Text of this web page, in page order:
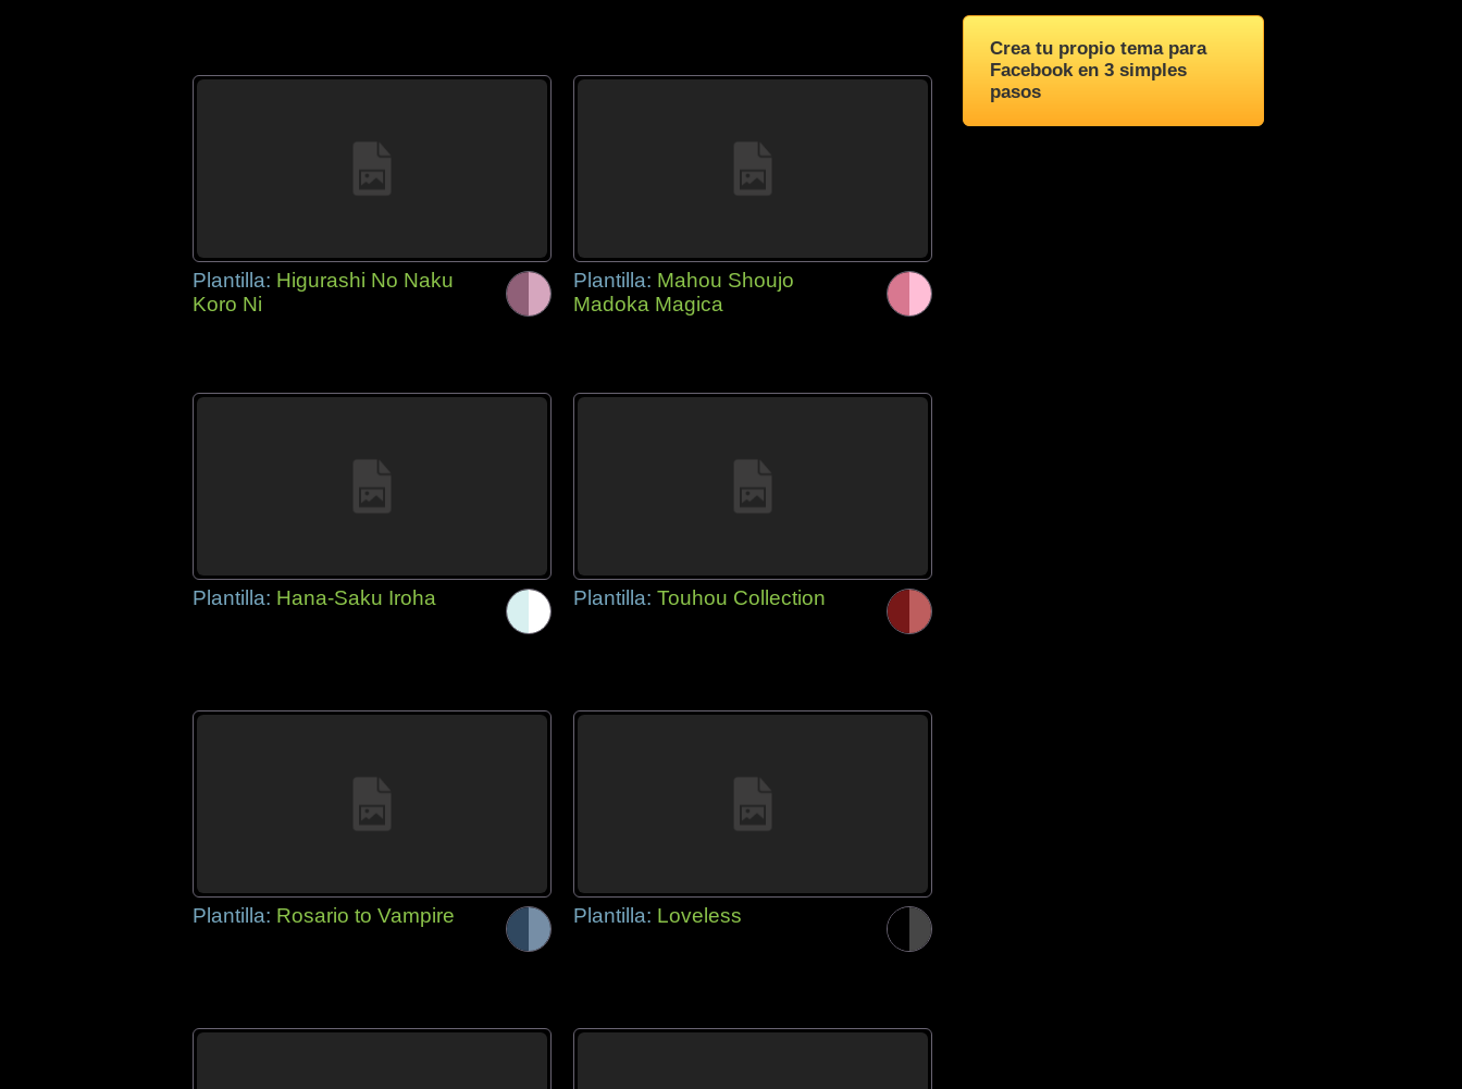
Plantilla: Higurashi No Naku
Koro Ni
Plantilla: Mahou Shoujo
Madoka Magica
Plantilla: Hana-Saku Iroha Plantilla: Touhou Collection
Plantilla: Rosario to Vampire Plantilla: Loveless
Crea tu propio tema para
Facebook en 3 simples
pasos